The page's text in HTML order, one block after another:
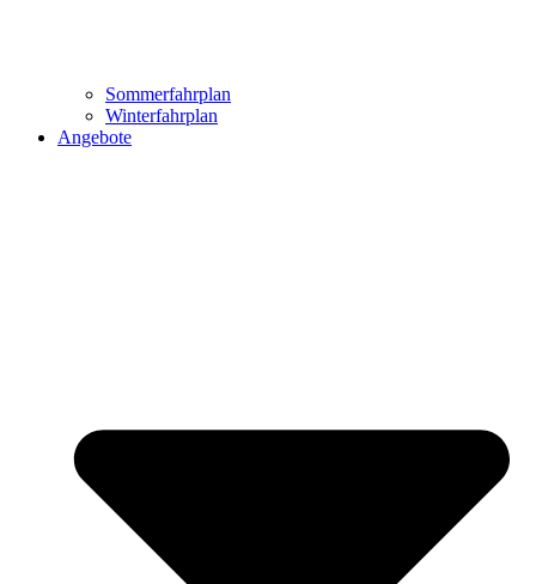
Sommerfahrplan
Winterfahrplan
Angebote